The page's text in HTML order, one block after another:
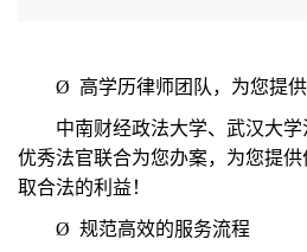
Ø 高学历律师团队，为您提
中南财经政法大学、武汉大
优秀法官联合为您办案，为您提
取合法的利益！
Ø 规范高效的服务流程